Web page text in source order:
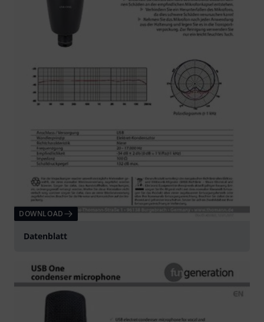
DOWNLOAD
Datenblatt